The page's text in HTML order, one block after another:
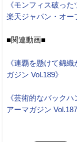
《モンフィス破っ
楽天ジャパン・オー
■関連動画■
《連覇を懸けて錦
ガジン Vol.189》
《芸術的なバック
アーマガジン Vol.187